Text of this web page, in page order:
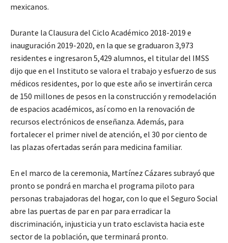
mexicanos.
Durante la Clausura del Ciclo Académico 2018-2019 e
inauguración 2019-2020, en la que se graduaron 3,973
residentes e ingresaron 5,429 alumnos, el titular del IMSS
dijo que en el Instituto se valora el trabajo y esfuerzo de sus
médicos residentes, por lo que este año se invertirán cerca
de 150 millones de pesos en la construcción y remodelación
de espacios académicos, así como en la renovación de
recursos electrónicos de enseñanza. Además, para
fortalecer el primer nivel de atención, el 30 por ciento de
las plazas ofertadas serán para medicina familiar.
En el marco de la ceremonia, Martínez Cázares subrayó que
pronto se pondrá en marcha el programa piloto para
personas trabajadoras del hogar, con lo que el Seguro Social
abre las puertas de par en par para erradicar la
discriminación, injusticia y un trato esclavista hacia este
sector de la población, que terminará pronto.